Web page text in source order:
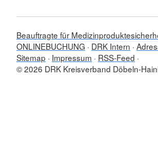
Beauftragte für
ONLINEBUCHUNG
DRK Intern
Sitemap
Impressum
RSS-Feed
© 2026 DRK Kreisverband Döbeln-